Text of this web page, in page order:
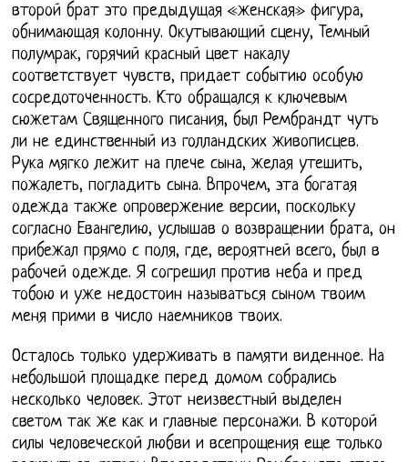
второй брат это предыдущая «женская» фигура,
обнимающая колонну. Окутывающий сцену, Темный
полумрак, горячий красный цвет накалу
соответствует чувств, придает событию особую
сосредоточенность. Кто обращался к ключевым
сюжетам Священного писания, был Рембрандт чуть
ли не единственный из голландских живописцев.
Рука мягко лежит на плече сына, желая утешить,
пожалеть, погладить сына. Впрочем, эта богатая
одежда также опровержение версии, поскольку
согласно Евангелию, услышав о возвращении брата, он
прибежал прямо с поля, где, вероятней всего, был в
рабочей одежде. Я согрешил против неба и пред
тобою и уже недостоин называться сыном твоим
меня прими в число наемников твоих.
Осталось только удерживать в памяти виденное. На
небольшой площадке перед домом собрались
несколько человек. Этот неизвестный выделен
светом так же как и главные персонажи. В которой
силы человеческой любви и всепрощения еще только